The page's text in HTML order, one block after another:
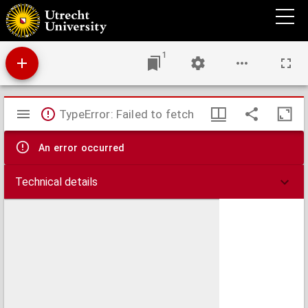
De wereldlijke Derde Orde van den H. Franciscus van Assisië, volgens de nieuwe
verordeningen van zijne heiligheid Paus Leo XIII.
1
Mirador
viewer
TypeError: Failed to fetch
An error occurred
Technical details